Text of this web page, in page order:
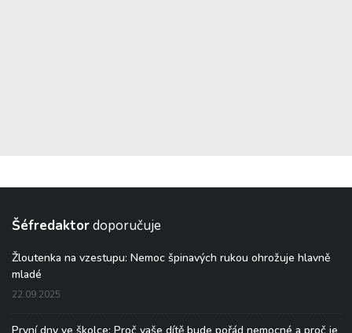
Šéfredaktordoporučuje
Žloutenka na vzestupu: Nemoc špinavých rukou ohrožuje hlavně
mladé
22.09.2025